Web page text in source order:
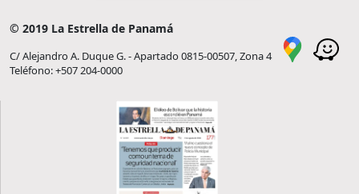
© 2019 La Estrella de Panamá
C/ Alejandro A. Duque G. - Apartado 0815-00507, Zona 4
Teléfono: +507 204-0000